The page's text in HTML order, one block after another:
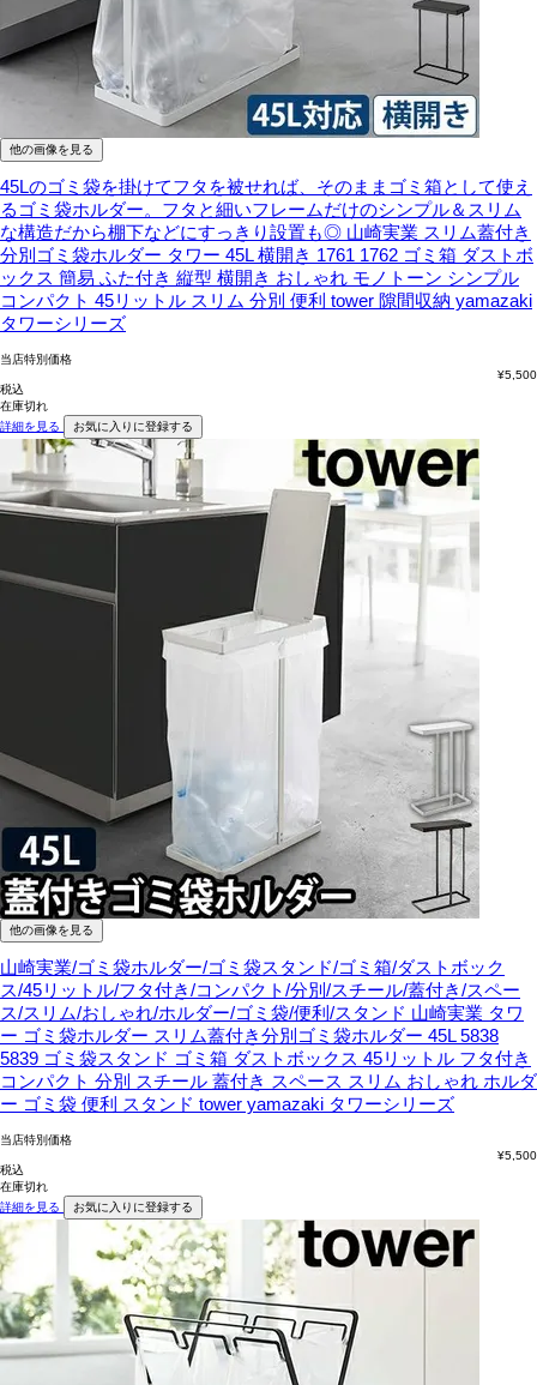
他の画像を見る
45Lのゴミ袋を掛けてフタを被せれば、そのままゴミ箱として使え
るゴミ袋ホルダー。フタと細いフレームだけのシンプル＆スリム
な構造だから棚下などにすっきり設置も◎ 山崎実業 スリム蓋付き
分別ゴミ袋ホルダー タワー 45L 横開き 1761 1762 ゴミ箱 ダストボ
ックス 簡易 ふた付き 縦型 横開き おしゃれ モノトーン シンプル
コンパクト 45リットル スリム 分別 便利 tower 隙間収納 yamazaki
タワーシリーズ
当店特別価格
¥5,500
税込
在庫切れ
詳細を見る
お気に入りに登録する
他の画像を見る
山崎実業/ゴミ袋ホルダー/ゴミ袋スタンド/ゴミ箱/ダストボック
ス/45リットル/フタ付き/コンパクト/分別/スチール/蓋付き/スペー
ス/スリム/おしゃれ/ホルダー/ゴミ袋/便利/スタンド 山崎実業 タワ
ー ゴミ袋ホルダー スリム蓋付き分別ゴミ袋ホルダー 45L 5838
5839 ゴミ袋スタンド ゴミ箱 ダストボックス 45リットル フタ付き
コンパクト 分別 スチール 蓋付き スペース スリム おしゃれ ホルダ
ー ゴミ袋 便利 スタンド tower yamazaki タワーシリーズ
当店特別価格
¥5,500
税込
在庫切れ
詳細を見る
お気に入りに登録する